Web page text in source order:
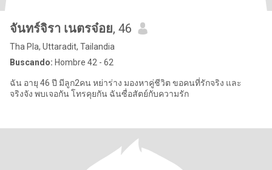
จันทร์จิรา เนตรจ๋อย, 46
Tha Pla, Uttaradit, Tailandia
Buscando: Hombre 42 - 62
ฉัน อายุ 46 ปี มีลูก2คน หย่าร่าง มองหาคู่ชีวิต ขอคนที่รักจริง และ
จริงจัง พบเจอกัน โทรคุยกัน ฉันซื่อสัตย์กับความรัก